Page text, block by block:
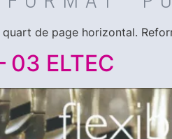
quart de page horizontal.
03 ELTEC